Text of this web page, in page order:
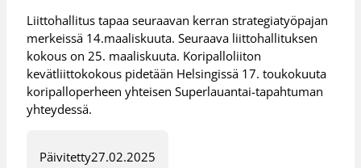
Liittohallitus tapaa seuraavan kerran strategiatyöpajan
merkeissä 14.maaliskuuta. Seuraava liittohallituksen
kokous on 25. maaliskuuta. Koripalloliiton
kevätliittokokous pidetään Helsingissä 17. toukokuuta
koripalloperheen yhteisen Superlauantai-tapahtuman
yhteydessä.
Päivitetty27.02.2025